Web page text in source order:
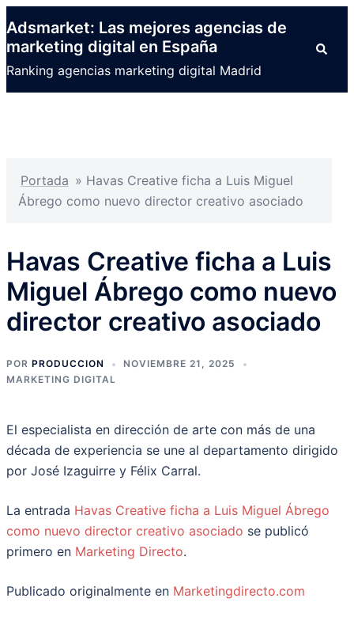
al
contenido
Adsmarket: Las mejores agencias de
marketing digital en España
Ranking agencias marketing digital Madrid
Buscar
Portada » Havas Creative ficha a Luis Miguel
Ábrego como nuevo director creativo asociado
Havas Creative ficha a Luis
Miguel Ábrego como nuevo
director creativo asociado
POR PRODUCCION
NOVIEMBRE 21, 2025
MARKETING DIGITAL
El especialista en dirección de arte con más de una
década de experiencia se une al departamento dirigido
por José Izaguirre y Félix Carral.
La entrada Havas Creative ficha a Luis Miguel Ábrego
como nuevo director creativo asociado se publicó
primero en Marketing Directo.
Publicado originalmente en Marketingdirecto.com